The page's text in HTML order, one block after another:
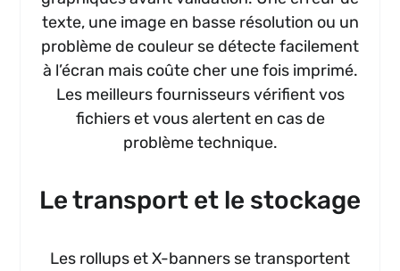
texte, une image en basse résolution ou un
problème de couleur se détecte facilement
à l’écran mais coûte cher une fois imprimé.
Les meilleurs fournisseurs vérifient vos
fichiers et vous alertent en cas de
problème technique.
Le transport et le stockage
Les rollups et X-banners se transportent